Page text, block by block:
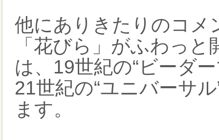
他にありきたりのコメ
「花びら」がふわっ
は、19世紀の“ビーダ
21世紀の“ユニバーサ
ます。